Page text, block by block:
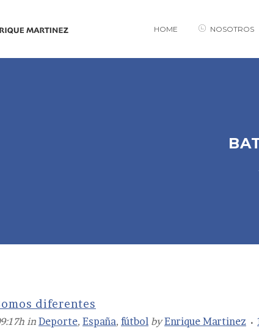
HOME NOSOTROS
diferentes
in Deporte, España, fútbol byEnrique Martinez